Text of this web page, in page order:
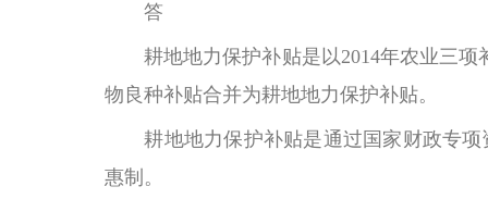
答
耕地地力保护补贴是以2014年农业三项
物良种补贴合并为耕地地力保护补贴。
耕地地力保护补贴是通过国家财政专项
惠制。